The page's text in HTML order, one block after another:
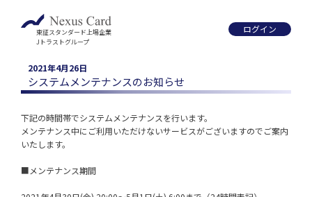
東証スタンダード上場企業
Jトラストグループ
ログイン
2021年4月26日
システムメンテナンスのお知らせ
下記の時間帯でシステムメンテナンスを行います。
メンテナンス中にご利用いただけないサービスがございますのでご案内
いたします。
■メンテナンス期間